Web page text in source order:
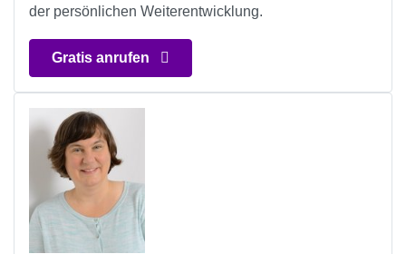
der persönlichen Weiterentwicklung.
Gratis anrufen